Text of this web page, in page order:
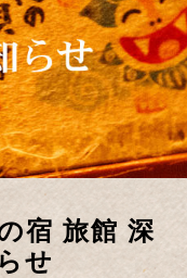
宿 旅館 深
せ